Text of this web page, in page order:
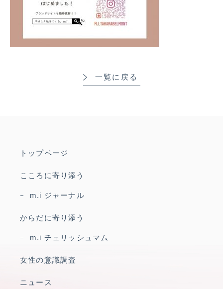
一覧に戻る
トップページ
こころに寄り添う
m.i ジャーナル
からだに寄り添う
m.i チェリッシュマム
女性の意識調査
ニュース